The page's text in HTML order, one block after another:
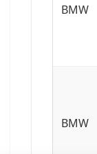
BMW
BMW